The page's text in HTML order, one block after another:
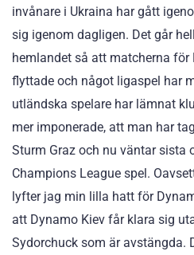
invånare i Ukraina har gått
sig igenom dagligen. Det går
hemlandet så att matcherna
flyttade och något ligaspel har
utländska spelare har lämnat
mer imponerade, att man har
Sturm Graz och nu väntar sista
Champions League spel.
lyfter jag min lilla hatt för
att Dynamo Kiev får klara sig
Sydorchuck som är avstängda.